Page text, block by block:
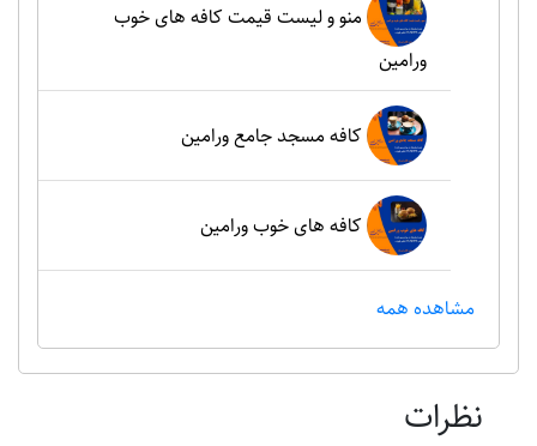
منو و لیست قیمت کافه های خوب
ورامین
کافه مسجد جامع ورامین
کافه های خوب ورامین
مشاهده همه
نظرات